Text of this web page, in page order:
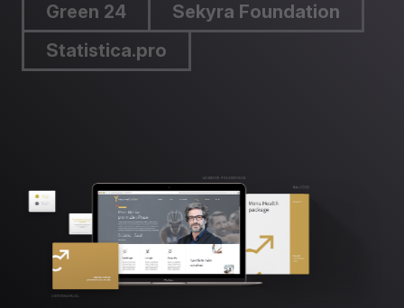
Green 24
Sekyra Foundation
Statistica.pro